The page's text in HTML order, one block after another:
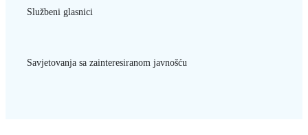
Službeni glasnici
Savjetovanja sa zainteresiranom javnošću